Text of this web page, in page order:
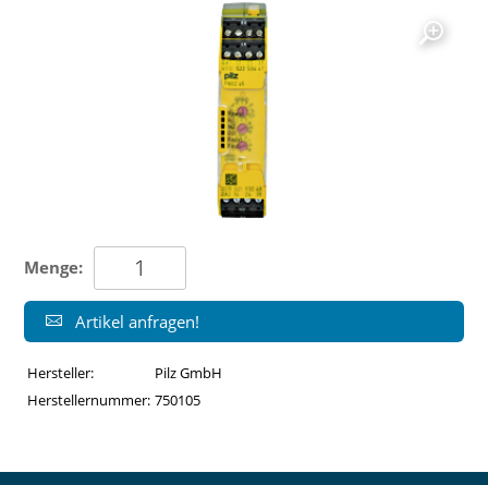
Menge:
Artikel anfragen!
Hersteller:
Pilz GmbH
Herstellernummer: 750105